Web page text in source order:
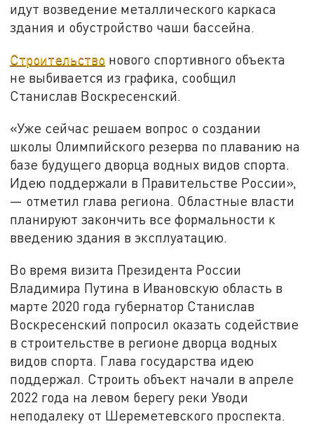
идут возведение металлического каркаса
здания и обустройство чаши бассейна.
Строительство нового спортивного объекта
не выбивается из графика, сообщил
Станислав Воскресенский.
«Уже сейчас решаем вопрос о создании
школы Олимпийского резерва по плаванию на
базе будущего дворца водных видов спорта.
Идею поддержали в Правительстве России»,
— отметил глава региона. Областные власти
планируют закончить все формальности к
введению здания в эксплуатацию.
Во время визита Президента России
Владимира Путина в Ивановскую область в
марте 2020 года губернатор Станислав
Воскресенский попросил оказать содействие
в строительстве в регионе дворца водных
видов спорта. Глава государства идею
поддержал. Строить объект начали в апреле
2022 года на левом берегу реки Уводи
неподалеку от Шереметевского проспекта.